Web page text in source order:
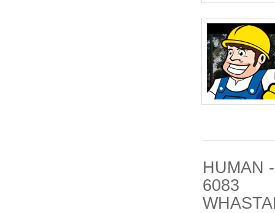
HUMAN
6083